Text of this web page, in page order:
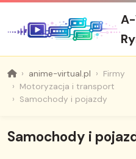
anime-virtual.pl
Firmy
Motoryzacja i transport
Samochody i pojazdy
Samochody i